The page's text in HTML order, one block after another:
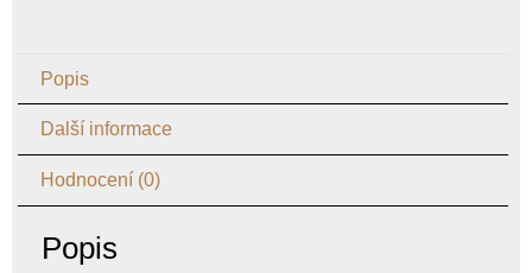
Popis
Další informace
Hodnocení (0)
Popis